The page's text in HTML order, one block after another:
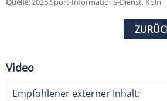
Video
Empfohlener externer Inhalt: